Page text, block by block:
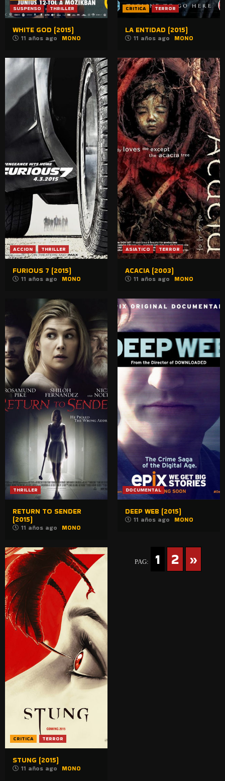
SUSPENSO THRILLER
WHITE GOD (2015)
11 años ago MONO
CRITICA TERROR
LA ENTIDAD (2015)
11 años ago MONO
ACCION THRILLER
FURIOUS 7 (2015)
11 años ago MONO
ASIATICO TERROR
ACACIA (2003)
11 años ago MONO
THRILLER
RETURN TO SENDER
(2015)
11 años ago MONO
DOCUMENTAL
DEEP WEB (2015)
11 años ago MONO
CRITICA TERROR
STUNG (2015)
11 años ago MONO
PAG: 1 2 »